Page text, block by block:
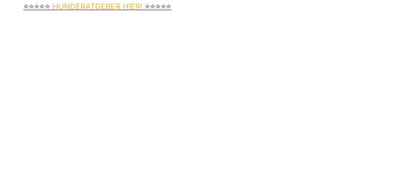
⭐⭐⭐⭐⭐ HUNDERATGEBER HIER! ⭐⭐⭐⭐⭐